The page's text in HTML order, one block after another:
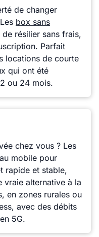
de changer
box sans
résilier sans frais,
Parfait
locations de courte
qui ont été
ou 24 mois.
chez vous ? Les
mobile pour
rapide et stable,
vraie alternative à la
en zones rurales ou
avec des débits
5G.